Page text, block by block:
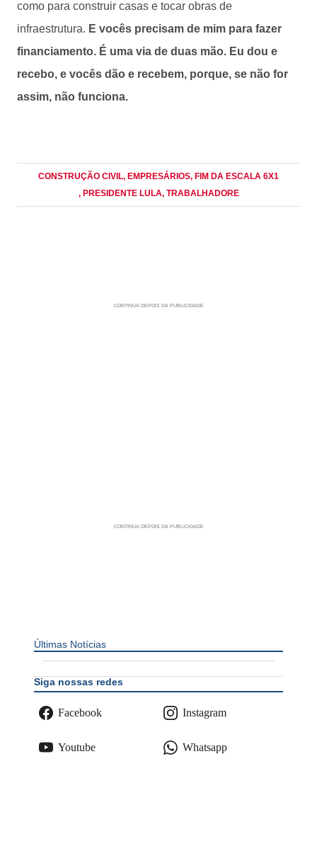
como para construir casas e tocar obras de
infraestrutura. E vocês precisam de mim para fazer
financiamento. É uma via de duas mão. Eu dou e
recebo, e vocês dão e recebem, porque, se não for
assim, não funciona.
CONSTRUÇÃO CIVIL, EMPRESÁRIOS, FIM DA ESCALA 6X1
, PRESIDENTE LULA, TRABALHADORE
Últimas Notícias
Siga nossas redes
Facebook Instagram
Youtube Whatsapp